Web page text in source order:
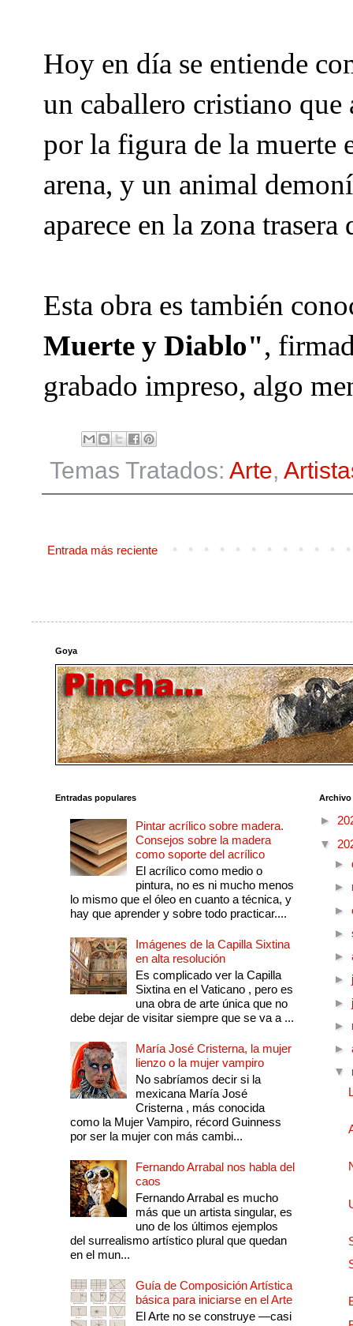
Hoy en día se entiende
un caballero cristiano
por la figura de la muerte
arena, y un animal
aparece en la zona
Esta obra es también
Muerte y Diablo",
grabado impreso, algo
Temas Tratados: Arte,
Entrada más reciente
Goya
Entradas populares
Pintar acrílico sobre madera.
Consejos sobre la madera
como soporte del acrílico
El acrílico como medio o
pintura, no es ni mucho menos
lo mismo que el óleo en cuanto a técnica, y
hay que aprender y sobre todo practicar....
Imágenes de la Capilla Sixtina
en alta resolución
Es complicado ver la Capilla
Sixtina en el Vaticano , pero es
una obra de arte única que no
debe dejar de visitar siempre que se va a ...
María José Cristerna, la mujer
lienzo o la mujer vampiro
No sabríamos decir si la
mexicana María José
Cristerna , más conocida
como la Mujer Vampiro, récord Guinness
por ser la mujer con más cambi...
Fernando Arrabal nos habla del
caos
Fernando Arrabal es mucho
más que un artista singular, es
uno de los últimos ejemplos
del surrealismo artístico plural que quedan
en el mun...
Guía de Composición Artística
básica para iniciarse en el Arte
El Arte no se construye —casi
►
▼
►
►
►
►
►
►
►
►
►
▼